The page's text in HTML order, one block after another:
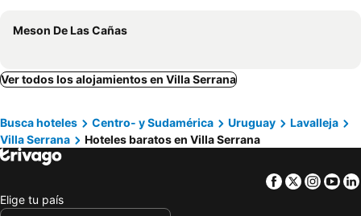
Meson De Las Cañas
Ver todos los alojamientos en Villa Serrana
Busca hoteles Centro- y Sudamérica Uruguay
Lavalleja
Villa Serrana
Hoteles baratos en Villa Serrana
Facebook
Twitter
Elige tu país